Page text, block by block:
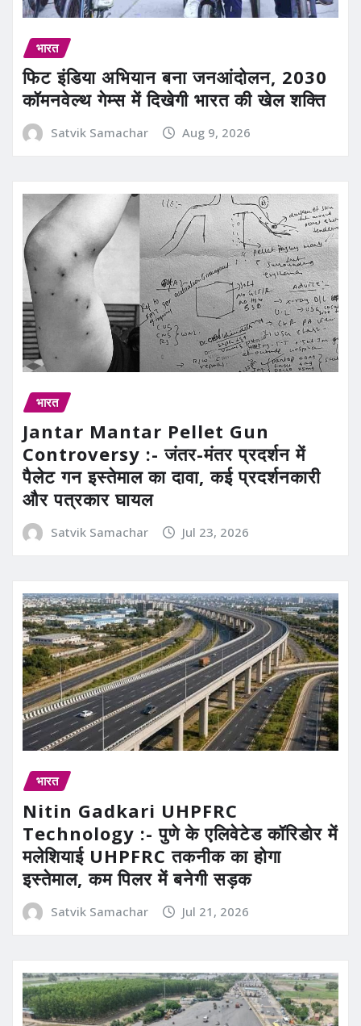
भारत
फिट इंडिया अभियान बना जनआंदोलन, 2030
कॉमनवेल्थ गेम्स में दिखेगी भारत की खेल शक्ति
Satvik Samachar Aug 9, 2026
भारत
Jantar Mantar Pellet Gun
Controversy :- जंतर-मंतर प्रदर्शन में
पैलेट गन इस्तेमाल का दावा, कई प्रदर्शनकारी
और पत्रकार घायल
Satvik Samachar Jul 23, 2026
भारत
Nitin Gadkari UHPFRC
Technology :- पुणे के एलिवेटेड कॉरिडोर में
मलेशियाई UHPFRC तकनीक का होगा
इस्तेमाल, कम पिलर में बनेगी सड़क
Satvik Samachar Jul 21, 2026